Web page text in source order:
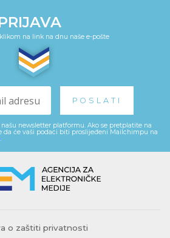
na link na dnu naše e-pošte
newsletter platformu. Ako se pretplatite na
da će vaši podaci biti proslijeđeni Mailchimpu na
.
o zaštiti privatnosti